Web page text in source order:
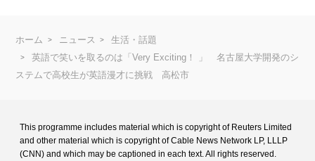
ホーム ニュース
生活・話題
英語で笑いを取るのは「Very Exciting！ 」 名古屋大学開発のシ
ステムで高校生が英語漫才に挑戦 高松市
This programme includes material which is copyright of Reuters Limited
and other material which is copyright of Cable News Network LP, LLLP
(CNN) and which may be captioned in each text. All rights reserved.